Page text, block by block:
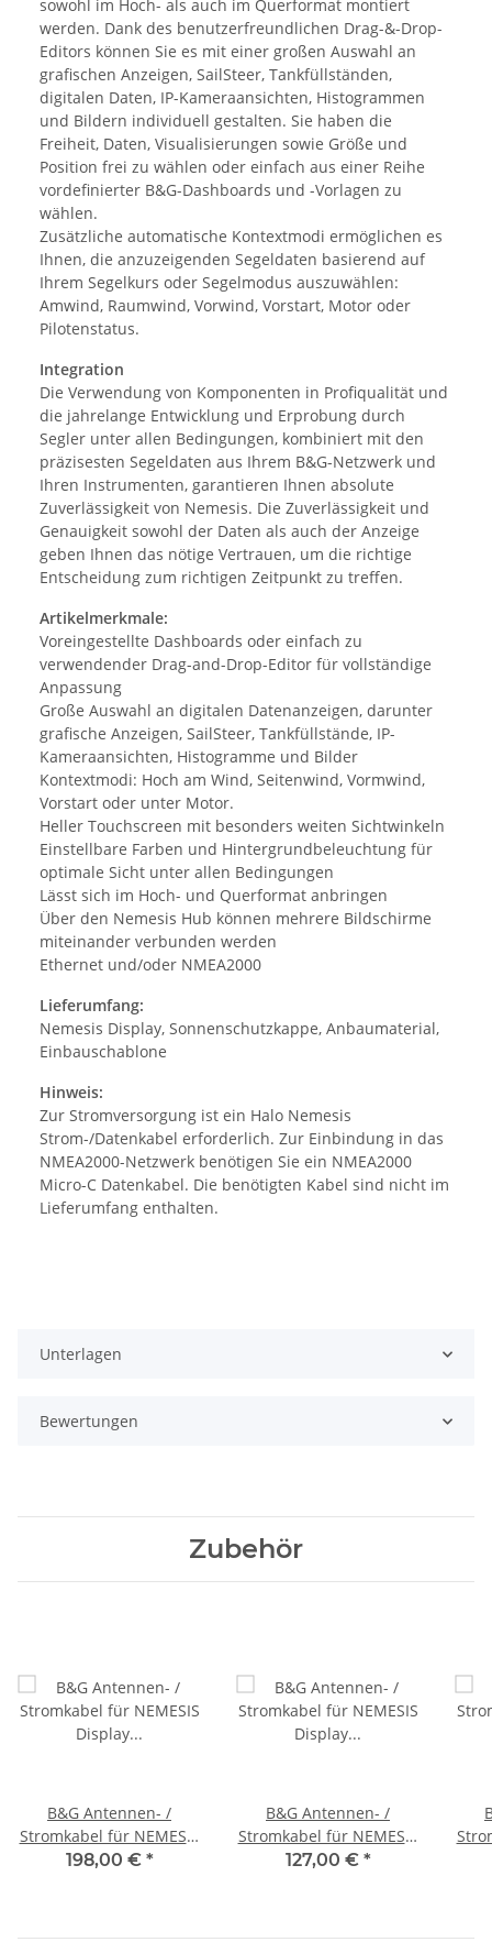
sowohl im Hoch- als auch im Querformat montiert
werden. Dank des benutzerfreundlichen Drag-&-Drop-
Editors können Sie es mit einer großen Auswahl an
grafischen Anzeigen, SailSteer, Tankfüllständen,
digitalen Daten, IP-Kameraansichten, Histogrammen
und Bildern individuell gestalten. Sie haben die
Freiheit, Daten, Visualisierungen sowie Größe und
Position frei zu wählen oder einfach aus einer Reihe
vordefinierter B&G-Dashboards und -Vorlagen zu
wählen.
Zusätzliche automatische Kontextmodi ermöglichen es
Ihnen, die anzuzeigenden Segeldaten basierend auf
Ihrem Segelkurs oder Segelmodus auszuwählen:
Amwind, Raumwind, Vorwind, Vorstart, Motor oder
Pilotenstatus.
Integration
Die Verwendung von Komponenten in Profiqualität und
die jahrelange Entwicklung und Erprobung durch
Segler unter allen Bedingungen, kombiniert mit den
präzisesten Segeldaten aus Ihrem B&G-Netzwerk und
Ihren Instrumenten, garantieren Ihnen absolute
Zuverlässigkeit von Nemesis. Die Zuverlässigkeit und
Genauigkeit sowohl der Daten als auch der Anzeige
geben Ihnen das nötige Vertrauen, um die richtige
Entscheidung zum richtigen Zeitpunkt zu treffen.
Artikelmerkmale:
Voreingestellte Dashboards oder einfach zu
verwendender Drag-and-Drop-Editor für vollständige
Anpassung
Große Auswahl an digitalen Datenanzeigen, darunter
grafische Anzeigen, SailSteer, Tankfüllstände, IP-
Kameraansichten, Histogramme und Bilder
Kontextmodi: Hoch am Wind, Seitenwind, Vormwind,
Vorstart oder unter Motor.
Heller Touchscreen mit besonders weiten Sichtwinkeln
Einstellbare Farben und Hintergrundbeleuchtung für
optimale Sicht unter allen Bedingungen
Lässt sich im Hoch- und Querformat anbringen
Über den Nemesis Hub können mehrere Bildschirme
miteinander verbunden werden
Ethernet und/oder NMEA2000
Lieferumfang:
Nemesis Display, Sonnenschutzkappe, Anbaumaterial,
Einbauschablone
Hinweis:
Zur Stromversorgung ist ein Halo Nemesis
Strom-/Datenkabel erforderlich. Zur Einbindung in das
NMEA2000-Netzwerk benötigen Sie ein NMEA2000
Micro-C Datenkabel. Die benötigten Kabel sind nicht im
Lieferumfang enthalten.
Unterlagen
Bewertungen
Zubehör
B&G Antennen- /
Stromkabel für NEMESIS
Display 20 Meter 000-
198,00 € *
B&G Antennen- /
Stromkabel für NEMESIS
Display und Halo Radar
127,00 € *